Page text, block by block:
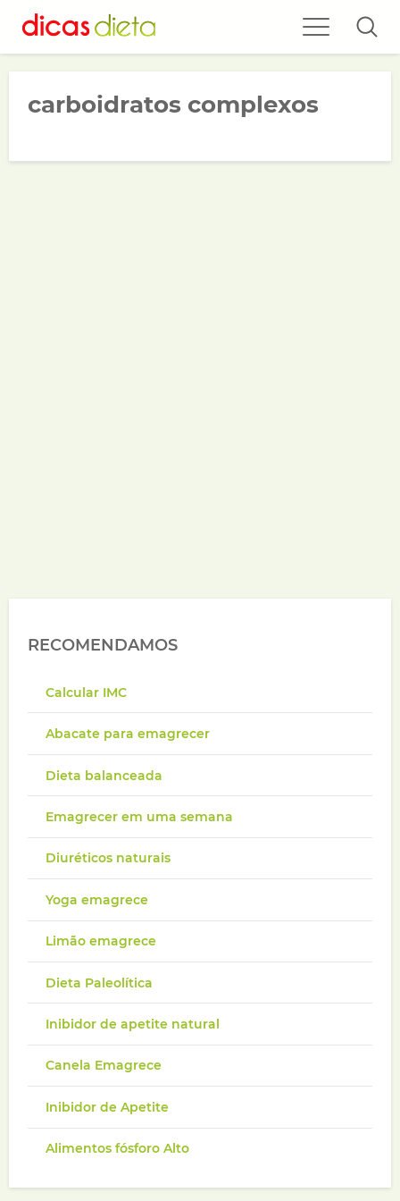
carboidratos complexos
RECOMENDAMOS
Calcular IMC
Abacate para emagrecer
Dieta balanceada
Emagrecer em uma semana
Diuréticos naturais
Yoga emagrece
Limão emagrece
Dieta Paleolítica
Inibidor de apetite natural
Canela Emagrece
Inibidor de Apetite
Alimentos fósforo Alto